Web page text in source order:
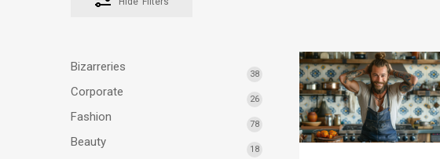
Bizarreries
38
Corporate
26
Fashion
78
Beauty
18